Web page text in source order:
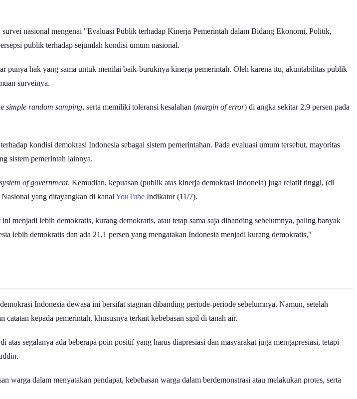
nasional mengenai "Evaluasi Publik terhadap Kinerja Pemerintah dalam Bidang Ekonomi, Politik,
publik terhadap sejumlah kondisi umum nasional.
punya hak yang sama untuk menilai baik-buruknya kinerja pemerintah. Oleh karena itu, akuntabilitas publik
surveinya.
simple random samping, serta memiliki toleransi kesalahan (margin of error) di angka sekitar 2,9 persen pada
kondisi demokrasi Indonesia sebagai sistem pemerintahan. Pada evaluasi umum tersebut, mayoritas
sistem pemerintah lainnya.
of government. Kemudian, kepuasan (publik atas kinerja demokrasi Indoneia) juga relatif tinggi, (di
yang ditayangkan di kanal YouTube Indikator (11/7).
menjadi lebih demokratis, kurang demokratis, atau tetap sama saja dibanding sebelumnya, paling banyak
lebih demokratis dan ada 21,1 persen yang mengatakan Indonesia menjadi kurang demokratis,"
Indonesia dewasa ini bersifat stagnan dibanding periode-periode sebelumnya. Namun, setelah
kepada pemerintah, khususnya terkait kebebasan sipil di tanah air.
segalanya ada beberapa poin positif yang harus diapresiasi dan masyarakat juga mengapresiasi, tetapi
warga dalam menyatakan pendapat, kebebasan warga dalam berdemonstrasi atau melakukan protes, serta